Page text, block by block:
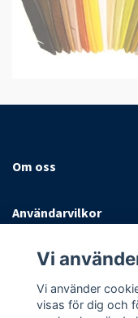
Om oss
Användarvilkor
Sociala medier
Vi
Vi använder
visas för dig och